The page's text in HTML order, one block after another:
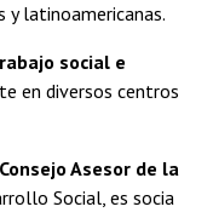
y latinoamericanas.
social e
en diversos centros
Consejo Asesor de la
Social, es socia